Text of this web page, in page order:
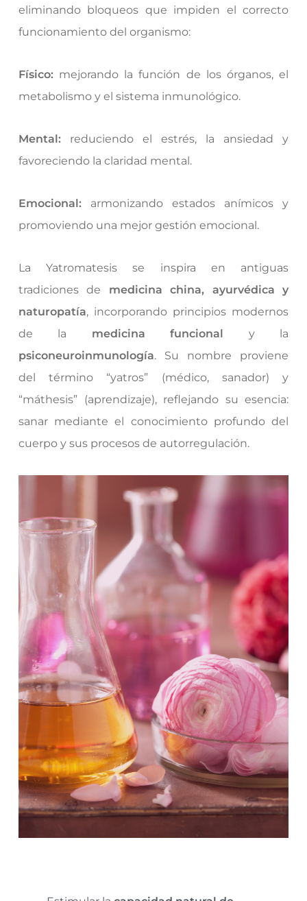
eliminando bloqueos que impiden el correcto
funcionamiento del organismo:
Físico: mejorando la función de los órganos, el
metabolismo y el sistema inmunológico.
Mental: reduciendo el estrés, la ansiedad y
favoreciendo la claridad mental.
Emocional: armonizando estados anímicos y
promoviendo una mejor gestión emocional.
La Yatromatesis se inspira en antiguas
tradiciones de medicina china, ayurvédica y
naturopatía, incorporando principios modernos
de la medicina funcional
y la
psiconeuroinmunología. Su nombre proviene
del término “yatros” (médico, sanador) y
“máthesis” (aprendizaje), reflejando su esencia:
sanar mediante el conocimiento profundo del
cuerpo y sus procesos de autorregulación.